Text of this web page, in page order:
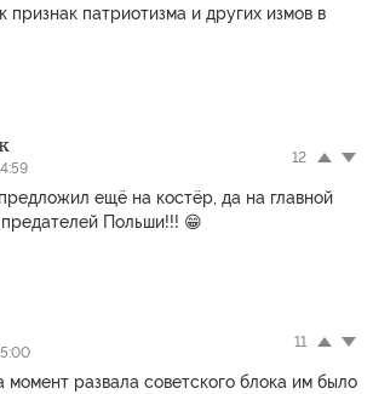
признак патриотизма и других измов в
12
ещё на костёр, да на главной
Польши!!! 😁
11
момент развала советского блока им было